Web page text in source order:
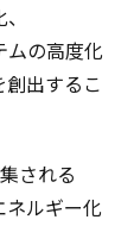
、
ムの高度化
創出するこ
される
ネルギー化